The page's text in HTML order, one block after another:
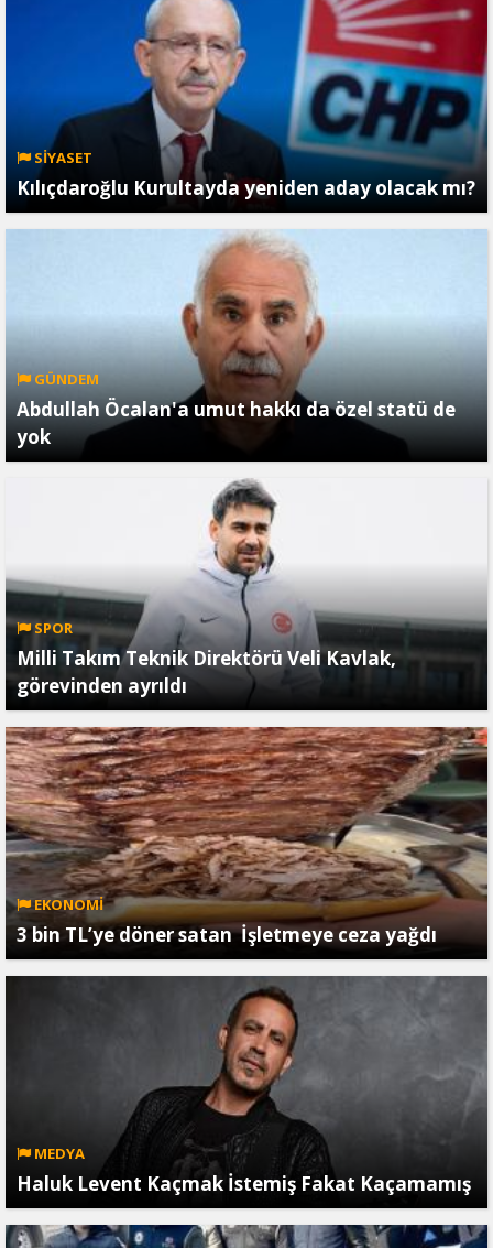
SİYASET
Kılıçdaroğlu Kurultayda yeniden aday olacak mı?
GÜNDEM
Abdullah Öcalan'a umut hakkı da özel statü de
yok
SPOR
Milli Takım Teknik Direktörü Veli Kavlak,
görevinden ayrıldı
EKONOMİ
3 bin TL’ye döner satan İşletmeye ceza yağdı
MEDYA
Haluk Levent Kaçmak İstemiş Fakat Kaçamamış